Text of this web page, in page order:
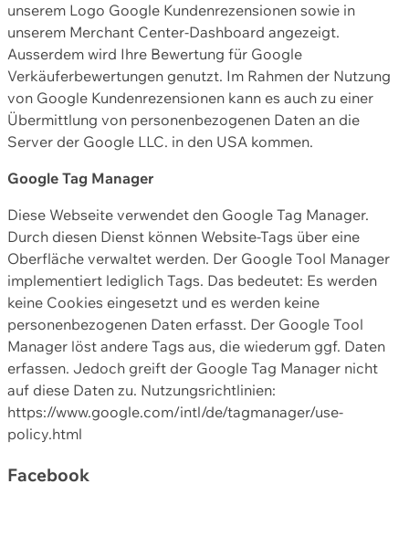
unserem Logo Google Kundenrezensionen sowie in
unserem Merchant Center-Dashboard angezeigt.
Ausserdem wird Ihre Bewertung für Google
Verkäuferbewertungen genutzt. Im Rahmen der Nutzung
von Google Kundenrezensionen kann es auch zu einer
Übermittlung von personenbezogenen Daten an die
Server der Google LLC. in den USA kommen.
Google Tag Manager
Diese Webseite verwendet den Google Tag Manager.
Durch diesen Dienst können Website-Tags über eine
Oberfläche verwaltet werden. Der Google Tool Manager
implementiert lediglich Tags. Das bedeutet: Es werden
keine Cookies eingesetzt und es werden keine
personenbezogenen Daten erfasst. Der Google Tool
Manager löst andere Tags aus, die wiederum ggf. Daten
erfassen. Jedoch greift der Google Tag Manager nicht
auf diese Daten zu. Nutzungsrichtlinien:
https://www.google.com/intl/de/tagmanager/use-
policy.html
Facebook